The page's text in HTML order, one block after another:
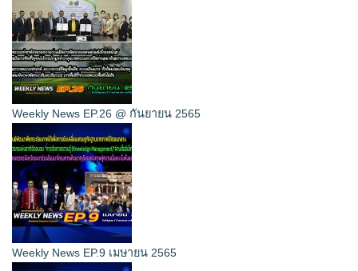
Weekly News EP.26 @ กันยายน 2565
Weekly News EP.9 เมษายน 2565